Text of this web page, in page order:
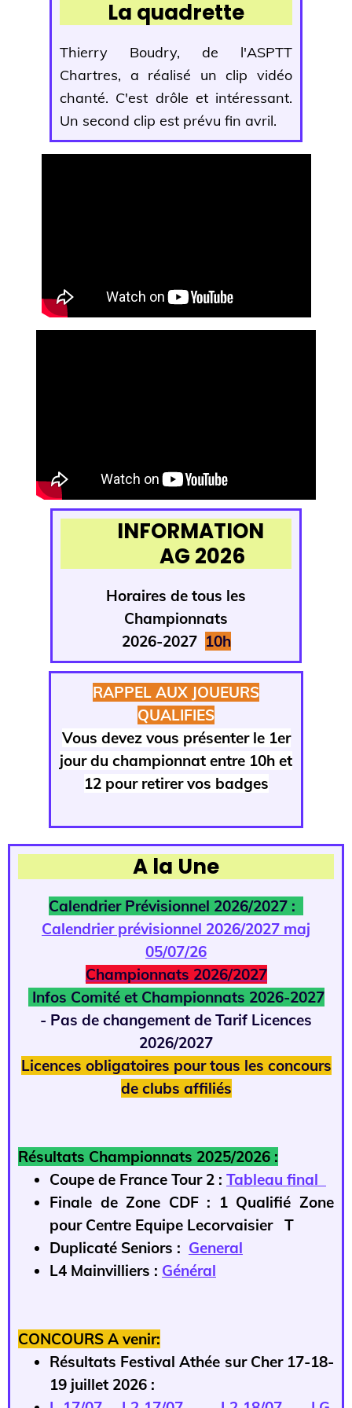
La quadrette
Thierry Boudry, de l'ASPTT
Chartres, a réalisé un clip vidéo
chanté. C'est drôle et intéressant.
Un second clip est prévu fin avril.
INFORMATION
AG 2026
Horaires de tous les
Championnats
2026-2027 10h
RAPPEL AUX JOUEURS
QUALIFIES
Vous devez vous présenter le 1er
jour du championnat entre 10h et
12 pour retirer vos badges
A la Une
Calendrier Prévisionnel 2026/2027 :
Calendrier prévisionnel 2026/2027 maj
05/07/26
Championnats 2026/2027
Infos Comité et Championnats 2026-2027
- Pas de changement de Tarif Licences
2026/2027
Licences obligatoires pour tous les concours
de clubs affiliés
Résultats Championnats 2025/2026 :
Coupe de France Tour 2 : Tableau final
Finale de Zone CDF : 1 Qualifié Zone
pour Centre Equipe Lecorvaisier T
Duplicaté Seniors : General
L4 Mainvilliers : Général
CONCOURS A venir:
Résultats Festival Athée sur Cher 17-18-
19 juillet 2026 :